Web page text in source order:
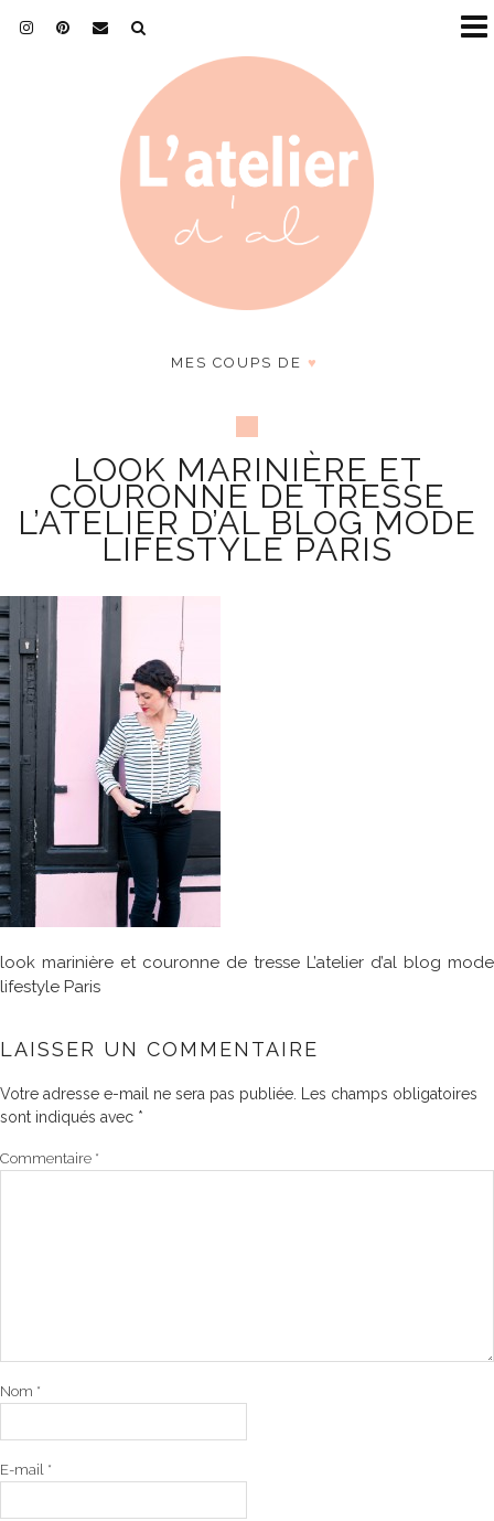
MES COUPS DE ♥
LOOK MARINIÈRE ET
COURONNE DE TRESSE
L’ATELIER D’AL BLOG MODE
LIFESTYLE PARIS
look marinière et couronne de tresse L’atelier d’al blog mode
lifestyle Paris
LAISSER UN COMMENTAIRE
Votre adresse e-mail ne sera pas publiée.
Les champs obligatoires
sont indiqués avec *
Commentaire *
Nom *
E-mail *